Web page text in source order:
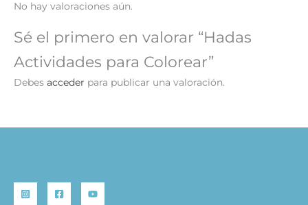
No hay valoraciones aún.
Sé el primero en valorar “Hadas
Actividades para Colorear”
Debes acceder para publicar una valoración.